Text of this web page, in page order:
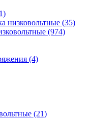
низковольтные (35)
(974)
(4)
(21)